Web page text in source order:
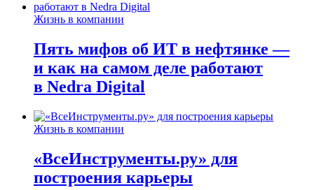
Жизнь в компании
Пять мифов об ИТ в нефтянке —
и как на самом деле работают
в Nedra Digital
Жизнь в компании
«ВсеИнструменты.ру» для
построения карьеры